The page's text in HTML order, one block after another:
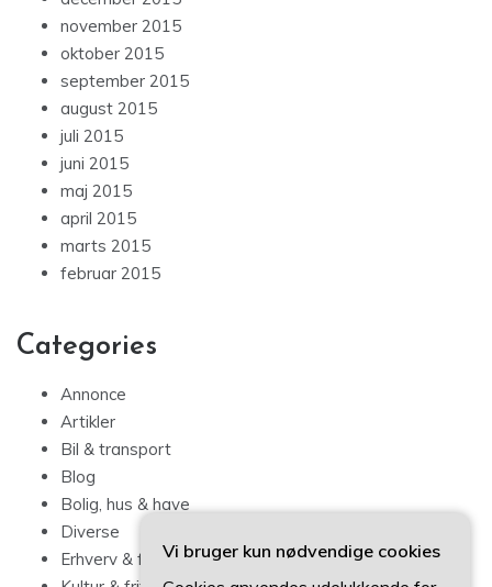
november 2015
oktober 2015
september 2015
august 2015
juli 2015
juni 2015
maj 2015
april 2015
marts 2015
februar 2015
Categories
Annonce
Artikler
Bil & transport
Blog
Bolig, hus & have
Diverse
Erhverv & forbrugVi bruger kun nødvendige cookies